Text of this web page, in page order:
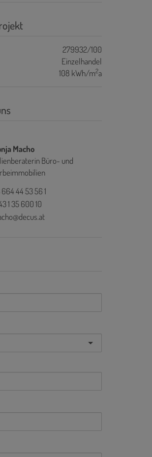
279932/100
Einzelhandel
108 kWh/m2a
Macho
Büro- und
664 44 53 56 1
1 35 600 10